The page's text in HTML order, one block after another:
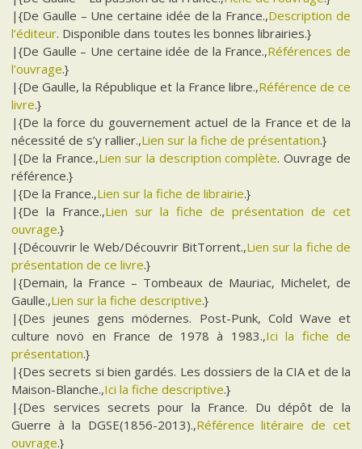
|{De Gaulle – Une certaine idée de la France.,Description de
l’éditeur. Disponible dans toutes les bonnes librairies.}
|{De Gaulle – Une certaine idée de la France.,Références de
l’ouvrage.}
|{De Gaulle, la République et la France libre.,Référence de ce
livre.}
|{De la force du gouvernement actuel de la France et de la
nécessité de s’y rallier.,Lien sur la fiche de présentation.}
|{De la France.,Lien sur la description complète. Ouvrage de
référence.}
|{De la France.,Lien sur la fiche de librairie.}
|{De la France.,Lien sur la fiche de présentation de cet
ouvrage.}
|{Découvrir le Web/Découvrir BitTorrent.,Lien sur la fiche de
présentation de ce livre.}
|{Demain, la France – Tombeaux de Mauriac, Michelet, de
Gaulle.,Lien sur la fiche descriptive.}
|{Des jeunes gens mödernes. Post-Punk, Cold Wave et
culture novö en France de 1978 à 1983.,Ici la fiche de
présentation.}
|{Des secrets si bien gardés. Les dossiers de la CIA et de la
Maison-Blanche.,Ici la fiche descriptive.}
|{Des services secrets pour la France. Du dépôt de la
Guerre à la DGSE(1856-2013).,Référence litéraire de cet
ouvrage.}